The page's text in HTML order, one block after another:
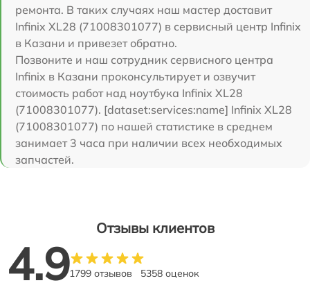
ремонта. В таких случаях наш мастер доставит
Infinix XL28 (71008301077) в сервисный центр Infinix
в Казани и привезет обратно.
Позвоните и наш сотрудник сервисного центра
Infinix в Казани проконсультирует и озвучит
стоимость работ над ноутбука Infinix XL28
(71008301077). [dataset:services:name] Infinix XL28
(71008301077) по нашей статистике в среднем
занимает 3 часа при наличии всех необходимых
запчастей.
Отзывы клиентов
4.91799 отзывов 5358 оценок